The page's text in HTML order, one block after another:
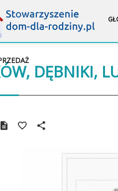
DĘBNIKI,